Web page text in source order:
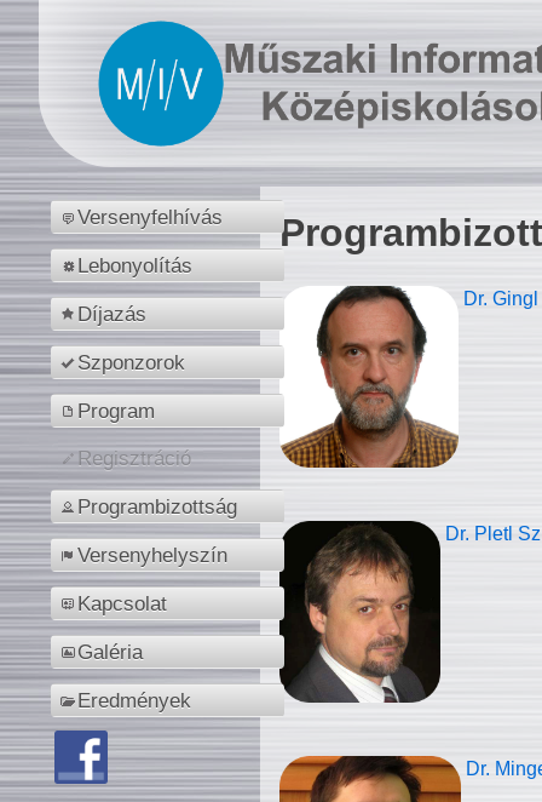
Versenyfelhívás
Lebonyolítás
Díjazás
Szponzorok
Program
Regisztráció
Programbizottság
Versenyhelyszín
Kapcsolat
Galéria
Eredmények
Dr.
Dr. Pletl
Dr.